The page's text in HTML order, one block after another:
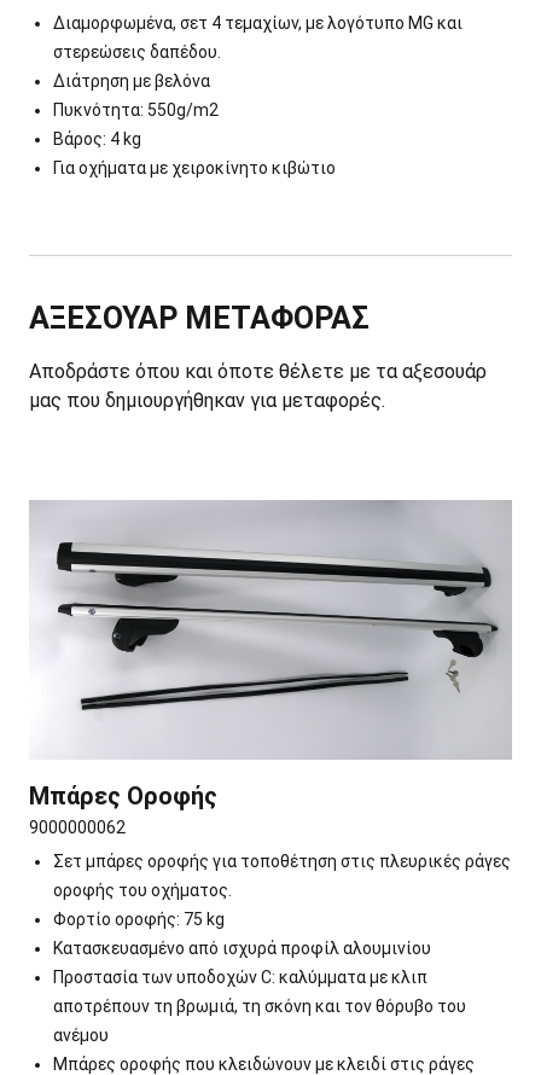
Διαμορφωμένα, σετ 4 τεμαχίων, με λογότυπο MG και
στερεώσεις δαπέδου.
Διάτρηση με βελόνα
Πυκνότητα: 550g/m2
Βάρος: 4 kg
Για οχήματα με χειροκίνητο κιβώτιο
ΑΞΕΣΟΥΑΡ ΜΕΤΑΦΟΡΑΣ
Αποδράστε όπου και όποτε θέλετε με τα αξεσουάρ
μας που δημιουργήθηκαν για μεταφορές.
Μπάρες Οροφής
9000000062
Σετ μπάρες οροφής για τοποθέτηση στις πλευρικές ράγες
οροφής του οχήματος.
Φορτίο οροφής: 75 kg
Κατασκευασμένο από ισχυρά προφίλ αλουμινίου
Προστασία των υποδοχών C: καλύμματα με κλιπ
αποτρέπουν τη βρωμιά, τη σκόνη και τον θόρυβο του
ανέμου
Μπάρες οροφής που κλειδώνουν με κλειδί στις ράγες